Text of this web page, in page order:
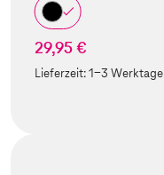
29,95 €
Lieferzeit:1-3 Werktage